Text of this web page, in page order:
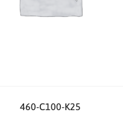
460-C100-K25